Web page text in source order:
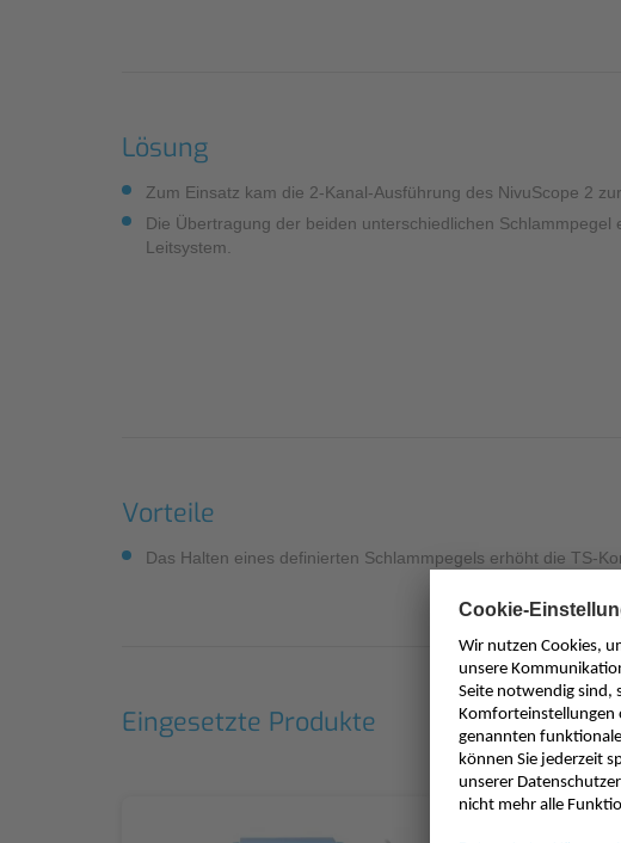
Lösung
Zum Einsatz kam die 2-Kanal-Ausführung des NivuScope 2
Die Übertragung der beiden unterschiedlichen
Leitsystem.
Vorteile
Das Halten eines definierten Schlammpegels erhöht die TS-
Eingesetzte Produkte